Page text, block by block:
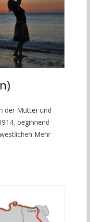
der Mutter und
beginnend
Mehr